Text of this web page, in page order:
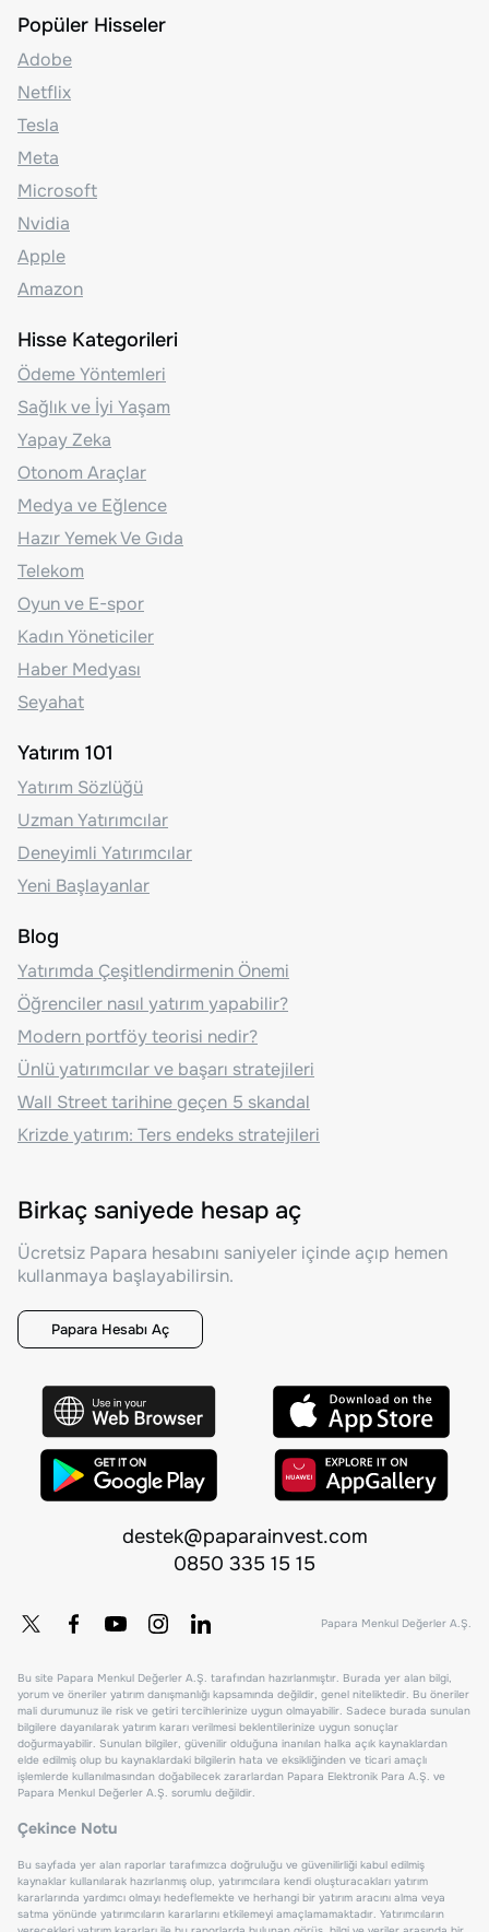
Popüler Hisseler
Adobe
Netflix
Tesla
Meta
Microsoft
Nvidia
Apple
Amazon
Hisse Kategorileri
Ödeme Yöntemleri
Sağlık ve İyi Yaşam
Yapay Zeka
Otonom Araçlar
Medya ve Eğlence
Hazır Yemek Ve Gıda
Telekom
Oyun ve E-spor
Kadın Yöneticiler
Haber Medyası
Seyahat
Yatırım 101
Yatırım Sözlüğü
Uzman Yatırımcılar
Deneyimli Yatırımcılar
Yeni Başlayanlar
Blog
Yatırımda Çeşitlendirmenin Önemi
Öğrenciler nasıl yatırım yapabilir?
Modern portföy teorisi nedir?
Ünlü yatırımcılar ve başarı stratejileri
Wall Street tarihine geçen 5 skandal
Krizde yatırım: Ters endeks stratejileri
Birkaç saniyede hesap aç
Ücretsiz Papara hesabını saniyeler içinde açıp hemen
kullanmaya başlayabilirsin.
Papara Hesabı Aç
destek@paparainvest.com
0850 335 15 15
Papara Menkul Değerler A.Ş.
Bu site Papara Menkul Değerler A.Ş. tarafından hazırlanmıştır. Burada yer alan bilgi,
yorum ve öneriler yatırım danışmanlığı kapsamında değildir, genel niteliktedir. Bu öneriler
mali durumunuz ile risk ve getiri tercihlerinize uygun olmayabilir. Sadece burada sunulan
bilgilere dayanılarak yatırım kararı verilmesi beklentilerinize uygun sonuçlar
doğurmayabilir. Sunulan bilgiler, güvenilir olduğuna inanılan halka açık kaynaklardan
elde edilmiş olup bu kaynaklardaki bilgilerin hata ve eksikliğinden ve ticari amaçlı
işlemlerde kullanılmasından doğabilecek zararlardan Papara Elektronik Para A.Ş. ve
Papara Menkul Değerler A.Ş. sorumlu değildir.
Çekince Notu
Bu sayfada yer alan raporlar tarafımızca doğruluğu ve güvenilirliği kabul edilmiş
kaynaklar kullanılarak hazırlanmış olup, yatırımcılara kendi oluşturacakları yatırım
kararlarında yardımcı olmayı hedeflemekte ve herhangi bir yatırım aracını alma veya
satma yönünde yatırımcıların kararlarını etkilemeyi amaçlamamaktadır. Yatırımcıların